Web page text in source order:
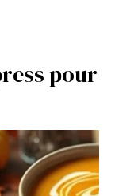
pour